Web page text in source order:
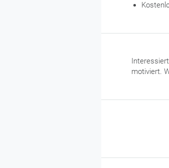
motiviert.